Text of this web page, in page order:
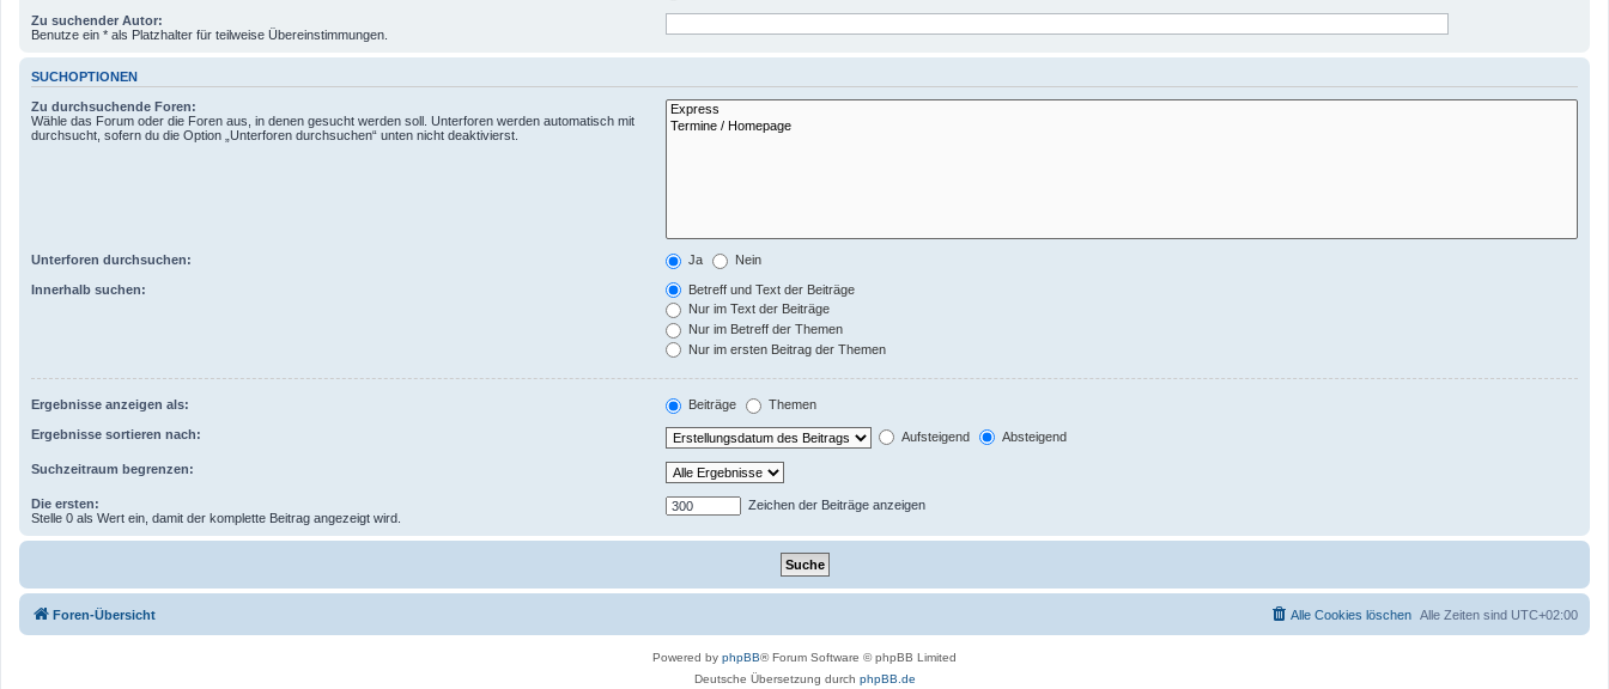
Zu suchender Autor:
Benutze ein * als Platzhalter für teilweise Übereinstimmungen.
SUCHOPTIONEN
Zu durchsuchende Foren:
Wähle das Forum oder die Foren aus, in denen gesucht werden soll. Unterforen werden automatisch mit
durchsucht, sofern du die Option „Unterforen durchsuchen“ unten nicht deaktivierst.
Unterforen durchsuchen: Ja Nein
Innerhalb suchen:
Betreff und Text der Beiträge
Nur im Text der Beiträge
Nur im Betreff der Themen
Nur im ersten Beitrag der Themen
Ergebnisse anzeigen als: Beiträge Themen
Ergebnisse sortieren nach: Aufsteigend Absteigend
Suchzeitraum begrenzen:
Die ersten:
Stelle 0 als Wert ein, damit der komplette Beitrag angezeigt wird.
Zeichen der Beiträge anzeigen
Foren-Übersicht Alle Zeiten sind UTC+02:00
Alle Cookies löschen
Powered by phpBB® Forum Software © phpBB Limited
Deutsche Übersetzung durch phpBB.de